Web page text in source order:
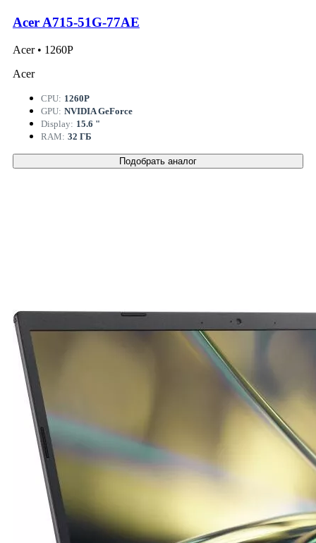
Acer A715-51G-77AE
Acer • 1260P
Acer
CPU: 1260P
GPU: NVIDIA GeForce
Display: 15.6 "
RAM: 32 ГБ
Подобрать аналог